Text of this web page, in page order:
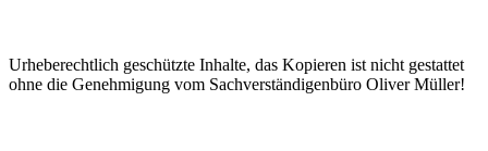
Urheberechtlich geschützte Inhalte, das Kopieren ist nicht gestattet
ohne die Genehmigung vom Sachverständigenbüro Oliver Müller!